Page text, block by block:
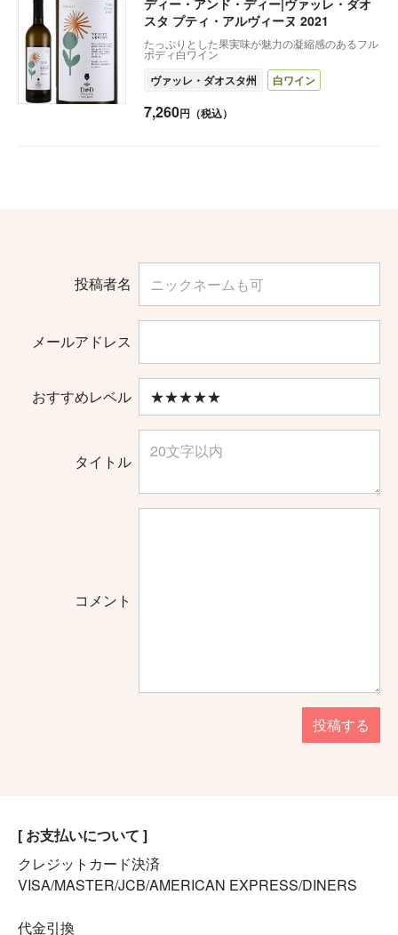
スタ プティ・アルヴィーヌ 2021
たっぷりとした果実味が魅力の凝縮感のあるフル
ボディ白ワイン
ヴァッレ・ダオスタ州 白ワイン
7,260円（税込）
投稿者名
メールアドレス
おすすめレベル
タイトル
コメント
投稿する
[ お支払いについて ]
クレジットカード決済
VISA/MASTER/JCB/AMERICAN EXPRESS/DINERS
代金引換